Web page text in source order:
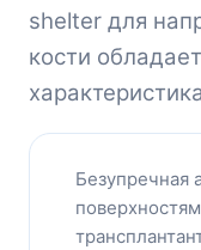
shelter для
кости
Безупречная